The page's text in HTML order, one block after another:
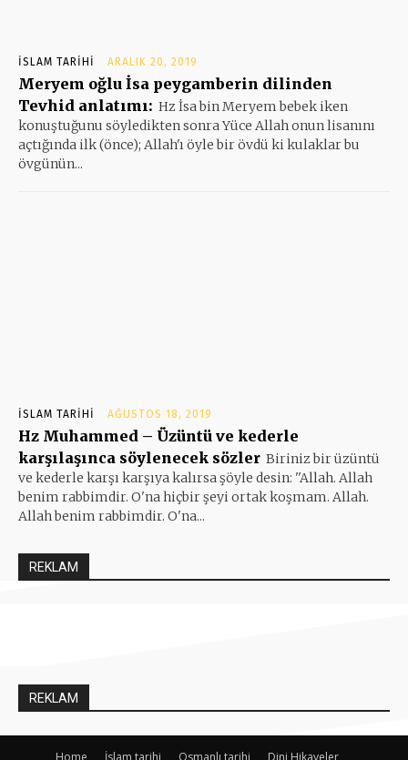
İSLAM TARIHI ARALIK 20, 2019
Meryem oğlu İsa peygamberin dilinden
Tevhid anlatımı: Hz İsa bin Meryem bebek iken
konuştuğunu söyledikten sonra Yüce Allah onun lisanını
açtığında ilk (önce); Allah'ı öyle bir övdü ki kulaklar bu
övgünün...
İSLAM TARIHI AĞUSTOS 18, 2019
Hz Muhammed – Üzüntü ve kederle
karşılaşınca söylenecek sözler Biriniz bir üzüntü
ve kederle karşı karşıya kalırsa şöyle desin: ''Allah. Allah
benim rabbimdir. O'na hiçbir şeyi ortak koşmam. Allah.
Allah benim rabbimdir. O'na...
REKLAM
REKLAM
Home İslam tarihi Osmanlı tarihi Dini Hikayeler